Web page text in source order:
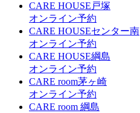
CARE HOUSE戸塚
オンライン予約
CARE HOUSEセンター南
オンライン予約
CARE HOUSE綱島
オンライン予約
CARE room茅ヶ崎
オンライン予約
CARE room 綱島